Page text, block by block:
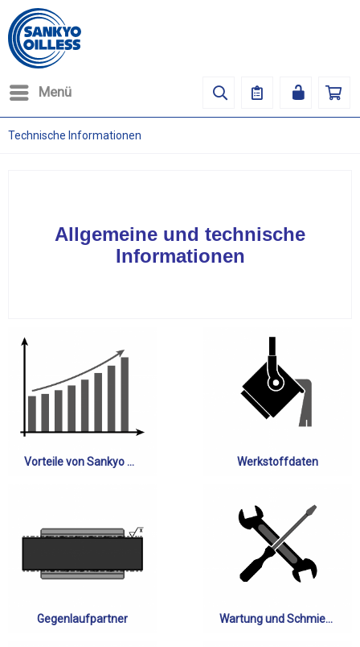
Menü
Technische Informationen
Allgemeine und technische
Informationen
Vorteile von Sankyo Gleitlagern Werkstoffdaten
Wartung und Schmierung
Gegenlaufpartner